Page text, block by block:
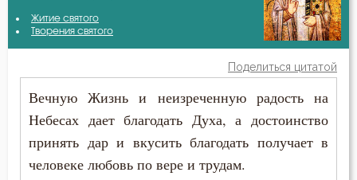
Бесы
Благодать
Блуд
Григорий Богослов
Григорий Нисский
Григорий Синаит
Димитрий Ростовский
Житие святого
Творения святого
Поделиться цитатой
Вечную Жизнь и неизреченную радость на
Небесах дает благодать Духа, а достоинство
принять дар и вкусить благодать получает в
человеке любовь по вере и трудам.